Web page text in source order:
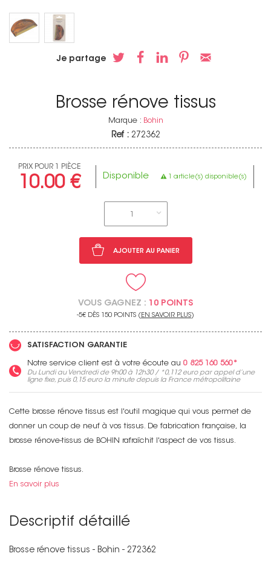
Je partage
Brosse rénove tissus
Marque : Bohin
Ref : 272362
PRIX POUR 1 PIÈCE
10.00 € Disponible 1 article(s) disponible(s)
AJOUTER AU PANIER
VOUS GAGNEZ : 10 POINTS
-5€ DÈS 150 POINTS ( EN SAVOIR PLUS)
SATISFACTION GARANTIE
Notre service client est à votre écoute au 0 825 160 560*
Du Lundi au Vendredi de 9h00 à 12h30 / *0,112 europar appel d’une
ligne fixe, puis 0,15 eurola minute depuis la France métropolitaine
Cette brosse rénove tissus est l'outil magique qui vous permet de
donner un coup de neuf à vos tissus. De fabrication française, la
brosse rénove-tissus de BOHIN rafraîchit l'aspect de vos tissus.
Brosse rénove tissus.
En savoir plus
Descriptif détaillé
Brosse rénove tissus - Bohin - 272362